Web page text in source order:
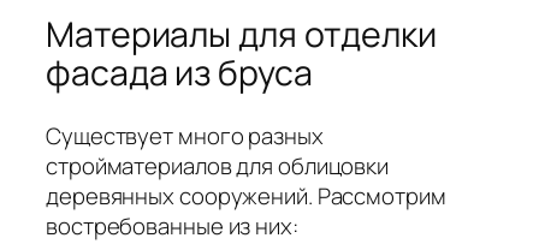
Материалы для отделки
фасада из бруса
Существует много разных
стройматериалов для облицовки
деревянных сооружений. Рассмотрим
востребованные из них: